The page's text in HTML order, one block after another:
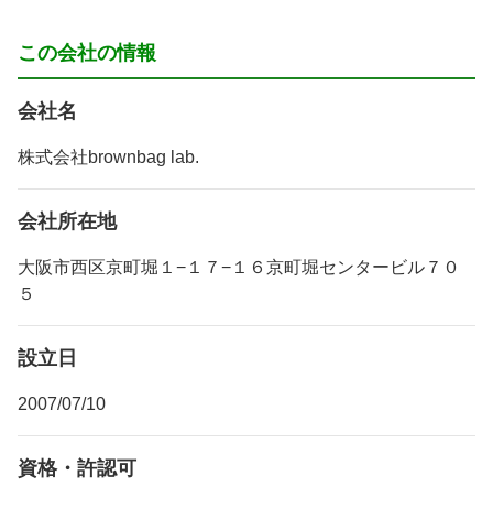
この会社の情報
会社名
株式会社brownbag lab.
会社所在地
大阪市西区京町堀１−１７−１６京町堀センタービル７０
５
設立日
2007/07/10
資格・許認可